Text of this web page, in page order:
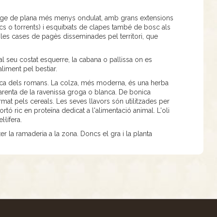
de plana més menys ondulat, amb grans extensions
o torrents) i esquitxats de clapes també de bosc als
cases de pagès disseminades pel territori, que
seu costat esquerre, la cabana o pallissa on es
pel bestiar.
dels romans. La colza, més moderna, és una herba
de la ravenissa groga o blanca. De bonica
pels cereals. Les seves llavors són utilitzades per
ric en proteïna dedicat a l'alimentació animal. L'oli
la ramaderia a la zona. Doncs el gra i la planta